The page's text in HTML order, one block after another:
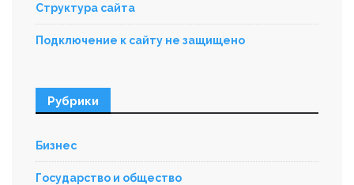
Структура сайта
Подключение к сайту не защищено
Рубрики
Бизнес
Государство и общество